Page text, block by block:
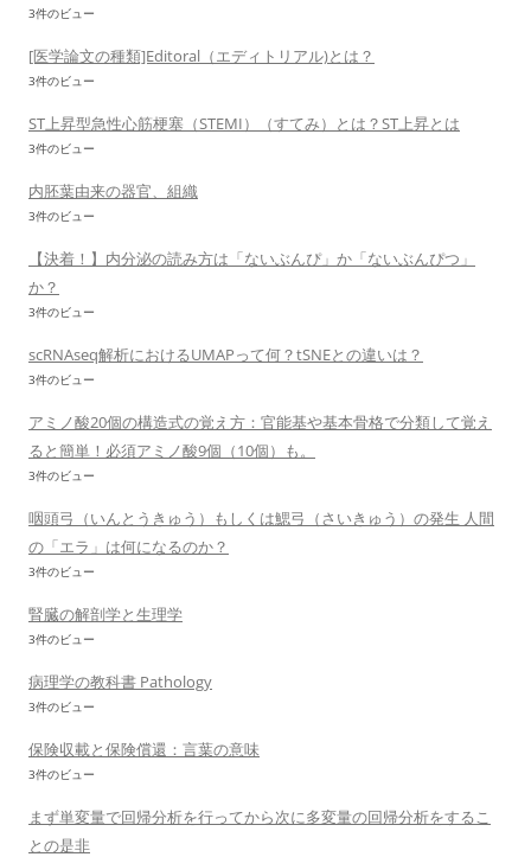
3件のビュー
[医学論文の種類]Editoral（エディトリアル)とは？
3件のビュー
ST上昇型急性心筋梗塞（STEMI）（すてみ）とは？ST上昇とは
3件のビュー
内胚葉由来の器官、組織
3件のビュー
【決着！】内分泌の読み方は「ないぶんぴ」か「ないぶんぴつ」
か？
3件のビュー
scRNAseq解析におけるUMAPって何？tSNEとの違いは？
3件のビュー
アミノ酸20個の構造式の覚え方：官能基や基本骨格で分類して覚え
ると簡単！必須アミノ酸9個（10個）も。
3件のビュー
咽頭弓（いんとうきゅう）もしくは鰓弓（さいきゅう）の発生 人間
の「エラ」は何になるのか？
3件のビュー
腎臓の解剖学と生理学
3件のビュー
病理学の教科書 Pathology
3件のビュー
保険収載と保険償還：言葉の意味
3件のビュー
まず単変量で回帰分析を行ってから次に多変量の回帰分析をするこ
との是非